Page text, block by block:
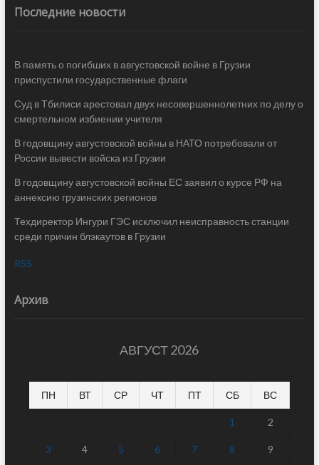
Последние новости
В память о погибших в августовской войне в Грузии
приспустили государственные флаги
Суд в Тбилиси арестовал двух несовершеннолетних по делу о
смертельном избиении учителя
В годовщину августовской войны в НАТО потребовали от
России вывести войска из Грузии
В годовщину августовской войны ЕС заявил о курсе РФ на
аннексию грузинских регионов
Техдиректор Ингури ГЭС исключил неисправность станции
среди причин блэкаутов в Грузии
RSS
Архив
АВГУСТ 2026
ПН ВТ СР ЧТ ПТ СБ ВС
1 2
3 4 5 6 7 8 9